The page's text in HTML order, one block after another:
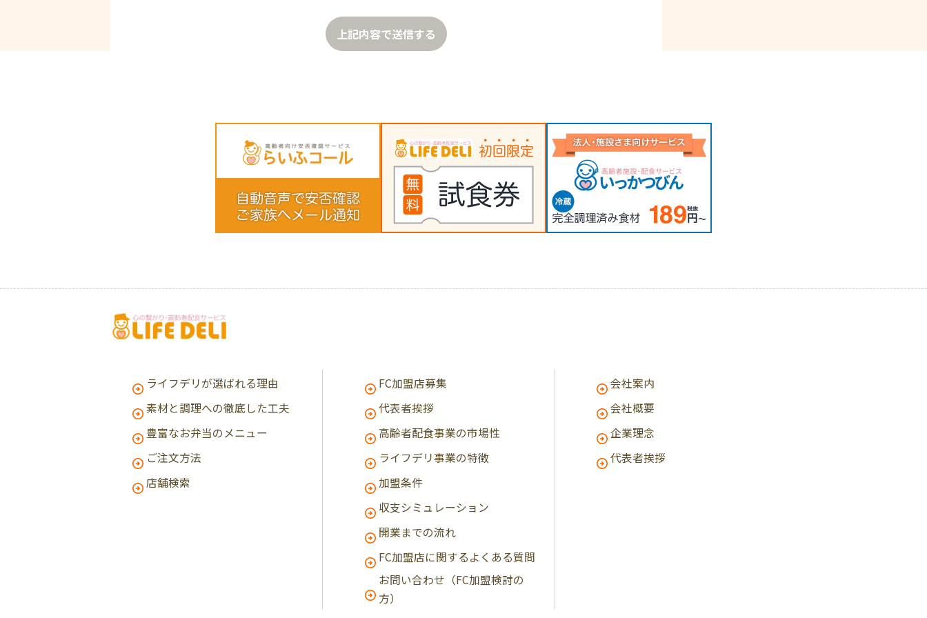
上記内容で送信する
ライフデリが選ばれる理由
素材と調理への徹底した工夫
豊富なお弁当のメニュー
ご注文方法
店舗検索
FC加盟店募集
代表者挨拶
高齢者配食事業の市場性
ライフデリ事業の特徴
加盟条件
収支シミュレーション
開業までの流れ
FC加盟店に関するよくある質問
お問い合わせ（FC加盟検討の
方）
会社案内
会社概要
企業理念
代表者挨拶